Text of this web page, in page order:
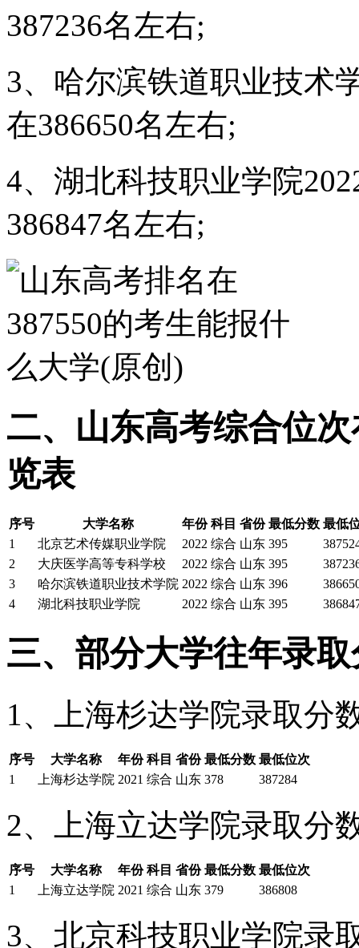
387236名左右;
3、哈尔滨铁道职业技术
在386650名左右;
4、湖北科技职业学院
386847名左右;
二、山东高考综合位
览表
序号 大学名称 年份 科目 省份 最低分数 最低
1
北京艺术传媒职业学院 2022 综合 山东 395
2
大庆医学高等专科学校 2022 综合 山东 395
3
哈尔滨铁道职业技术学院 2022 综合 山东 396
4
湖北科技职业学院 2022 综合 山东 395
三、部分大学往年录
1、上海杉达学院录取分
序号 大学名称 年份 科目 省份 最低分数 最低位次
1
上海杉达学院 2021 综合 山东 378 387284
2、上海立达学院录取分
序号 大学名称 年份 科目 省份 最低分数 最低位次
1
上海立达学院 2021 综合 山东 379 386808
3、北京科技职业学院录